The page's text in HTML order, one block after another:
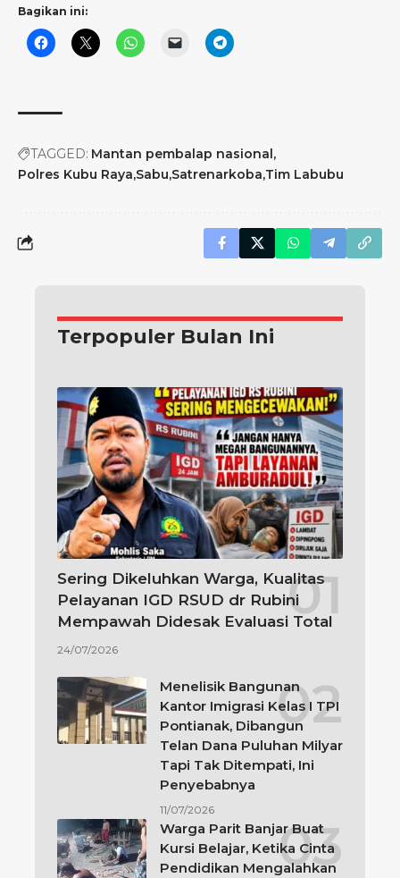
Bagikan ini:
TAGGED: Mantan pembalap nasional
Polres Kubu Raya Sabu Satrenarkoba Tim Labubu
Terpopuler Bulan Ini
Sering Dikeluhkan Warga, Kualitas
Pelayanan IGD RSUD dr Rubini
Mempawah Didesak Evaluasi Total
24/07/2026
Menelisik Bangunan
Kantor Imigrasi Kelas I TPI
Pontianak, Dibangun
Telan Dana Puluhan Milyar
Tapi Tak Ditempati, Ini
Penyebabnya
11/07/2026
Warga Parit Banjar Buat
Kursi Belajar, Ketika Cinta
Pendidikan Mengalahkan